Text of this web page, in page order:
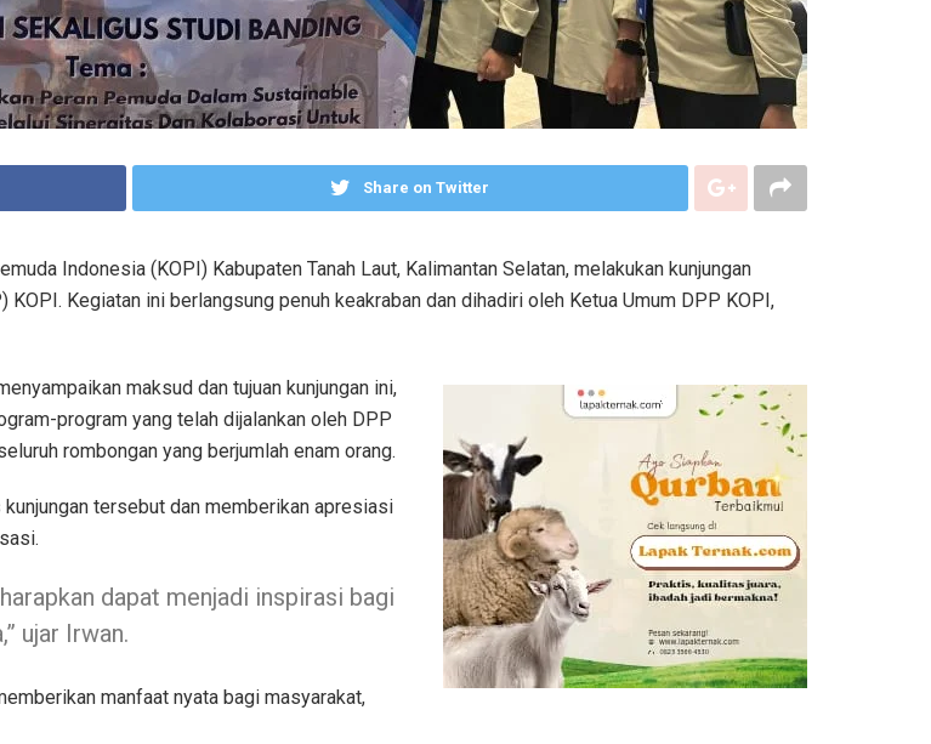
Share on Twitter
Indonesia (KOPI) Kabupaten Tanah Laut, Kalimantan Selatan, melakukan kunjungan
Kegiatan ini berlangsung penuh keakraban dan dihadiri oleh Ketua Umum DPP KOPI,
maksud dan tujuan kunjungan ini,
program yang telah dijalankan oleh DPP
rombongan yang berjumlah enam orang.
tersebut dan memberikan apresiasi
dapat menjadi inspirasi bagi
ujar Irwan.
manfaat nyata bagi masyarakat,